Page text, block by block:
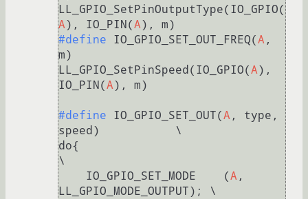
LL_GPIO_SetPinOutputType(IO_GPIO(
A), IO_PIN(A
#define IO_GPIO_SET_OUT_FREQ(A ,
m)
LL_GPIO_SetPinSpeed(IO_GPIO(A),
IO_PIN(A), m)
#define IO_GPIO_SET_OUT(A , type,
speed)           \
do{
\
    IO_GPIO_SET_MODE    (
A ,
LL_GPIO_MODE_OUTPUT); \